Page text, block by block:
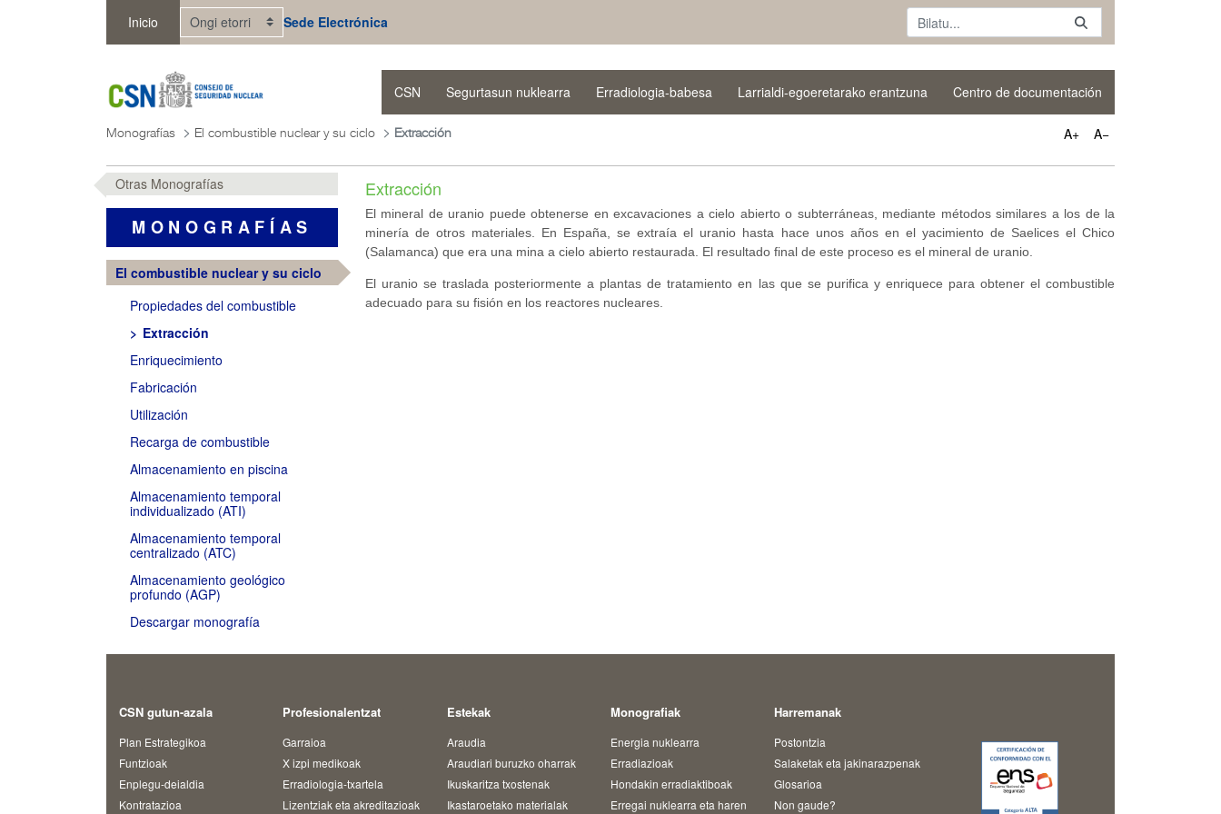
Inicio Sede Electrónica
CSN Segurtasun nuklearra Erradiologia-babesa Larrialdi-egoeretarako erantzuna Centro de documentación
Monografías El combustible nuclear y su ciclo Extracción A+ A−
Otras Monografías
MONOGRAFÍAS
El combustible nuclear y su ciclo
Propiedades del combustible
Extracción
Enriquecimiento
Fabricación
Utilización
Recarga de combustible
Almacenamiento en piscina
Almacenamiento temporal
individualizado (ATI)
Almacenamiento temporal
centralizado (ATC)
Almacenamiento geológico
profundo (AGP)
Descargar monografía
Extracción
El mineral de uranio puede obtenerse en excavaciones a cielo abierto o subterráneas, mediante métodos similares a los de la
minería de otros materiales. En España, se extraía el uranio hasta hace unos años en el yacimiento de Saelices el Chico
(Salamanca) que era una mina a cielo abierto restaurada. El resultado final de este proceso es el mineral de uranio.
El uranio se traslada posteriormente a plantas de tratamiento en las que se purifica y enriquece para obtener el combustible
adecuado para su fisión en los reactores nucleares.
CSN gutun-azala
Plan Estrategikoa
Funtzioak
Enplegu-deialdia
Kontratazioa
Profesionalentzat
Garraioa
X izpi medikoak
Erradiologia-txartela
Lizentziak eta akreditazioak
Estekak
Araudia
Araudiari buruzko oharrak
Ikuskaritza txostenak
Ikastaroetako materialak
Monografiak
Energia nuklearra
Erradiazioak
Hondakin erradiaktiboak
Erregai nuklearra eta haren
Harremanak
Postontzia
Salaketak eta jakinarazpenak
Glosarioa
Non gaude?